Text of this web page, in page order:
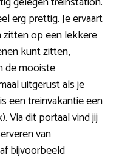
erg prettig. Je ervaart
op een lekkere
kunt zitten,
de mooiste
uitgerust als je
een treinvakantie een
Via dit portaal vind jij
van
bijvoorbeeld